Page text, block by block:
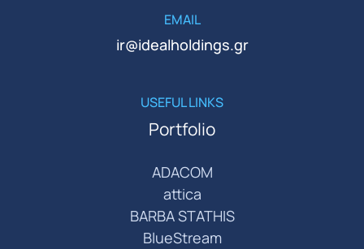
EMAIL
ir@idealholdings.gr
USEFUL LINKS
Portfolio
ADACOM
attica
BARBA STATHIS
BlueStream